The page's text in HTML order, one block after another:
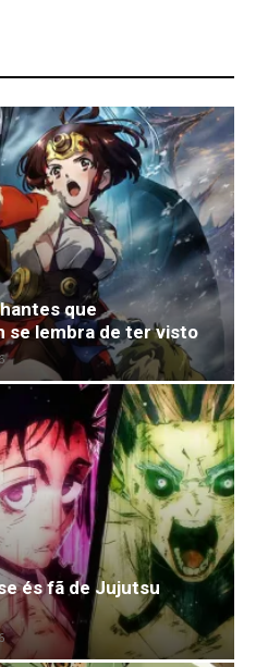
que
se lembra de ter visto
és fã de Jujutsu